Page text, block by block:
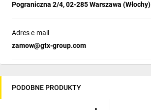
Pograniczna 2/4, 02-285 Warszawa (Włochy)
Adres e-mail
zamow@gtx-group.com
PODOBNE PRODUKTY